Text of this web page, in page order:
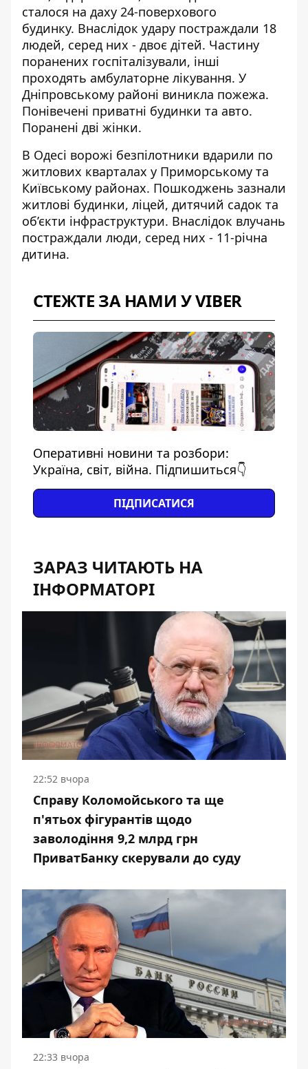
сталося на даху 24-поверхового
будинку. Внаслідок удару постраждали 18
людей, серед них - двоє дітей. Частину
поранених госпіталізували, інші
проходять амбулаторне лікування. У
Дніпровському районі виникла пожежа.
Понівечені приватні будинки та авто.
Поранені дві жінки.
В Одесі ворожі безпілотники вдарили по
житлових кварталах у Приморському та
Київському районах. Пошкоджень зазнали
житлові будинки, ліцей, дитячий садок та
об’єкти інфраструктури. Внаслідок влучань
постраждали люди, серед них - 11-річна
дитина.
СТЕЖТЕ ЗА НАМИ У VIBER
Оперативні новини та розбори:
Україна, світ, війна. Підпишиться👇
ПІДПИСАТИСЯ
ЗАРАЗ ЧИТАЮТЬ НА
ІНФОРМАТОРІ
22:52 вчора
Справу Коломойського та ще
п'ятьох фігурантів щодо
заволодіння 9,2 млрд грн
ПриватБанку скерували до суду
22:33 вчора